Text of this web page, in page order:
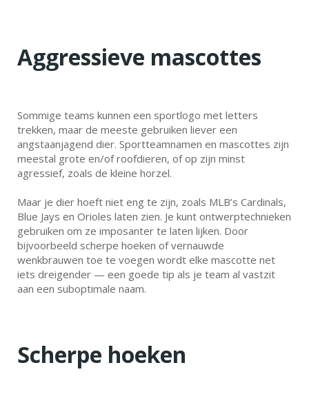
Aggressieve mascottes
Sommige teams kunnen een sportlogo met letters
trekken, maar de meeste gebruiken liever een
angstaanjagend dier. Sportteamnamen en mascottes zijn
meestal grote en/of roofdieren, of op zijn minst
agressief, zoals de kleine horzel.
Maar je dier hoeft niet eng te zijn, zoals MLB’s Cardinals,
Blue Jays en Orioles laten zien. Je kunt ontwerptechnieken
gebruiken om ze imposanter te laten lijken. Door
bijvoorbeeld scherpe hoeken of vernauwde
wenkbrauwen toe te voegen wordt elke mascotte net
iets dreigender — een goede tip als je team al vastzit
aan een suboptimale naam.
Scherpe hoeken